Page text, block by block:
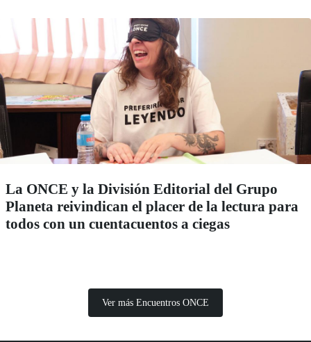
La ONCE y la División Editorial del Grupo
Planeta reivindican el placer de la lectura para
todos con un cuentacuentos a ciegas
Ver más Encuentros ONCE